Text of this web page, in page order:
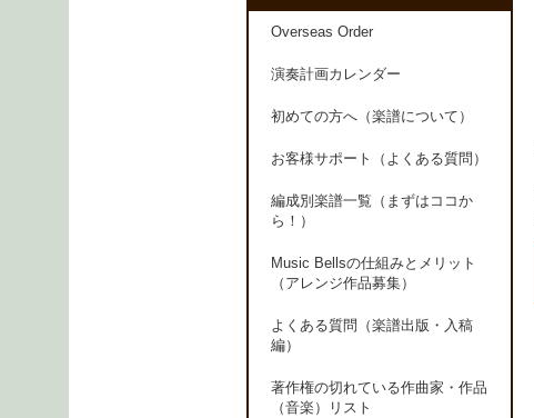
Overseas Order
演奏計画カレンダー
初めての方へ（楽譜について）
お客様サポート（よくある質問）
編成別楽譜一覧（まずはココか
ら！）
Music Bellsの仕組みとメリット
（アレンジ作品募集）
よくある質問（楽譜出版・入稿
編）
著作権の切れている作曲家・作品
（音楽）リスト